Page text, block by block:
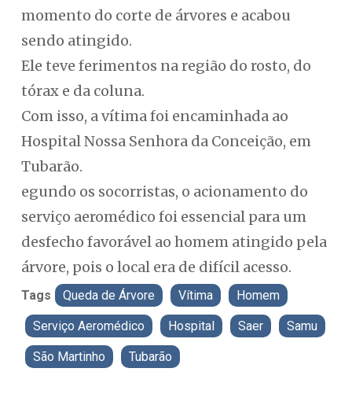
momento do corte de árvores e acabou
sendo atingido.
Ele teve ferimentos na região do rosto, do
tórax e da coluna.
Com isso, a vítima foi encaminhada ao
Hospital Nossa Senhora da Conceição, em
Tubarão.
egundo os socorristas, o acionamento do
serviço aeromédico foi essencial para um
desfecho favorável ao homem atingido pela
árvore, pois o local era de difícil acesso.
Tags Queda de Árvore Vítima Homem
Serviço Aeromédico Hospital Saer Samu
São Martinho Tubarão